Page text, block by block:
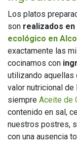
Los platos
son realizados
ecológico en
exactamente las
cocinamos con
utilizando aquellas
valor nutricional
siempre Aceite de
contenido en sal,
nuestros postres,
con una ausencia